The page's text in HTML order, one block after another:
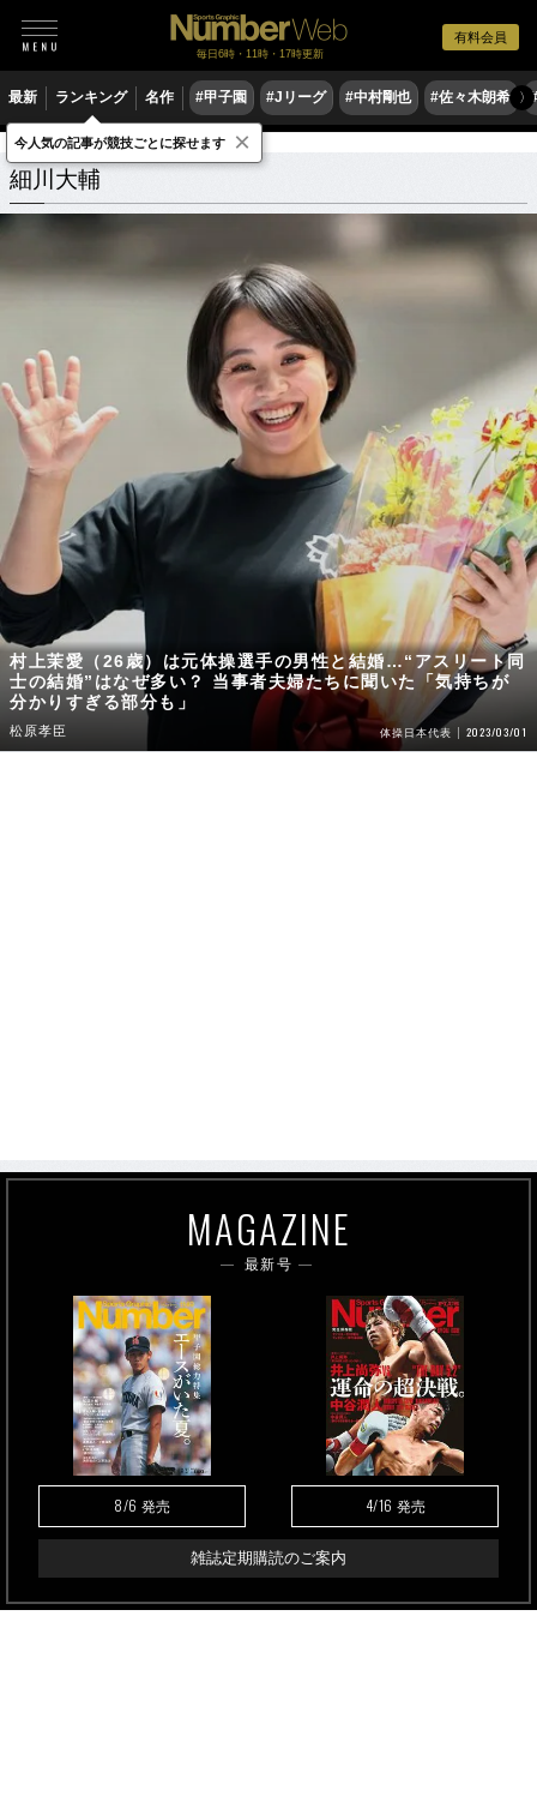
有料会員
毎日6時・11時・17時更新
最新 ランキング 名作 #甲子園 #Jリーグ #中村剛也 #佐々木朗希 〉
細川大輔 関連記事
細川大輔
村上茉愛（26歳）は元体操選手の男性と結婚…“アスリート同
士の結婚”はなぜ多い？ 当事者夫婦たちに聞いた「気持ちが
分かりすぎる部分も」
松原孝臣 体操日本代表 2023/03/01
MAGAZINE
最新号
8/6 発売 4/16 発売
雑誌定期購読のご案内
今人気の記事が競技ごとに探せます ×